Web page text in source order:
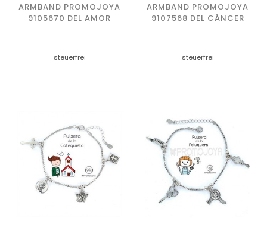
ARMBAND PROMOJOYA
9105670 DEL AMOR
steuerfrei
ARMBAND PROMOJOYA
9107568 DEL CÁNCER
steuerfrei